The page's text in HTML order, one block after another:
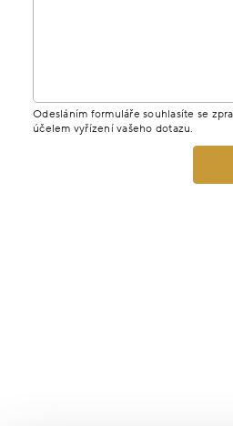
Odesláním formuláře souhlasíte se
účelem vyřízení vašeho dotazu.